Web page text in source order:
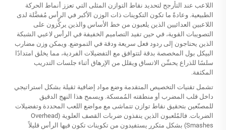
اللاعب عند التأرجح لتحديد نقاط التوازن المثلى التي تعزز أنماط الحركة
الطبيعية. وعادةً ما تكون التكوينات ذات الوزن الأكبر في الرأس مُفضَّلة لدى
اللاعبين العدائيين الذين يلعبون من خط الأساس والذين يركِّزون على
التصويبات القوية، في حين تفيد التصاميم الخفيفة في الرأس لاعبي الشبكة
الذين يحتاجون إلى ردود فعل سريعة ودقة في التموضع. ويمكن وزن مضارب
البيكل بول المخصصة بدقة لتتوافق مع التفضيلات الفردية، مما يخلق امتدادًا
سلسًا للذراع يحسِّن الاتساق ويقلل من الإرهاق أثناء جلسات التدريب
المكثفة.
تشمل تقنيات التخصيص المتقدمة وضع مواد إضافية ثقيلة بشكل استراتيجي
داخل قلب المضرب أو منطقته المُمسكة. ويسمح هذا النهج الدقيق
للمصنّعين بتحقيق نقاط توازن تتماشى مع مواضع اللعب المحددة وتفضيلات
الضربات. فالمُلعبون الذين ينفذون ضربات القصف العلوية (Overhead
Smashes) بشكل متكرر يستفيدون من تكوينات تكون فيها الرأس قليلاً